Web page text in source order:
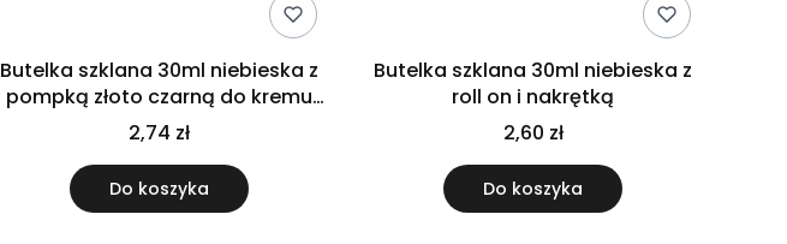
Butelka szklana 30ml niebieska z
pompką złoto czarną do kremu
oleju
2,74 zł
Do koszyka
Butelka szklana 30ml niebieska z
roll on i nakrętką
2,60 zł
Do koszyka